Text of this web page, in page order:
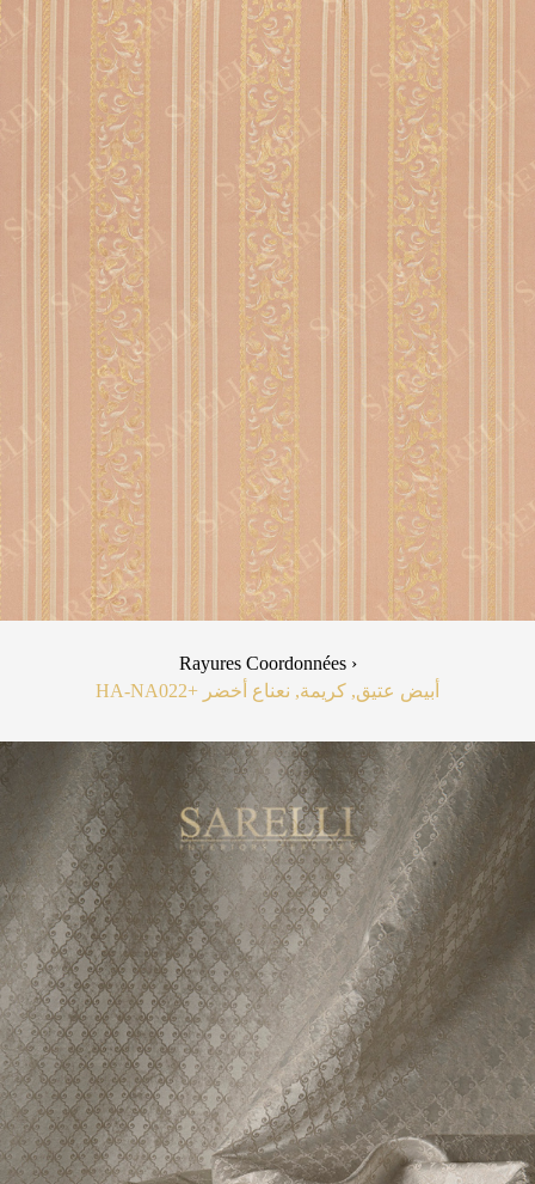
Rayures Coordonnées ›
HA-NA02
أبيض عتيق, كريمة, نعناع أخضر +2